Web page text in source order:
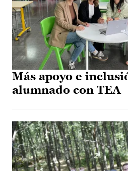
Más apoyo e
alumnado con TEA